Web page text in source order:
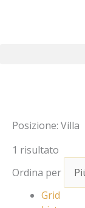
Posizione: Villa
1 risultato
Ordina per
Grid